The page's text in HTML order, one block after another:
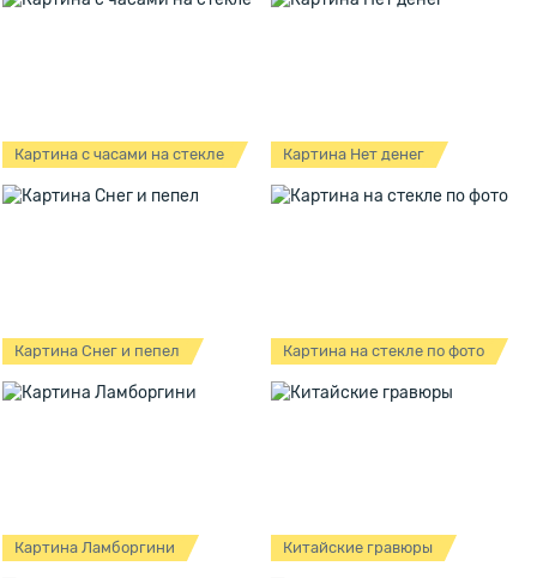
Картина с часами на стекле Картина Нет денег
Картина Снег и пепел Картина на стекле по фото
Картина Ламборгини Китайские гравюры